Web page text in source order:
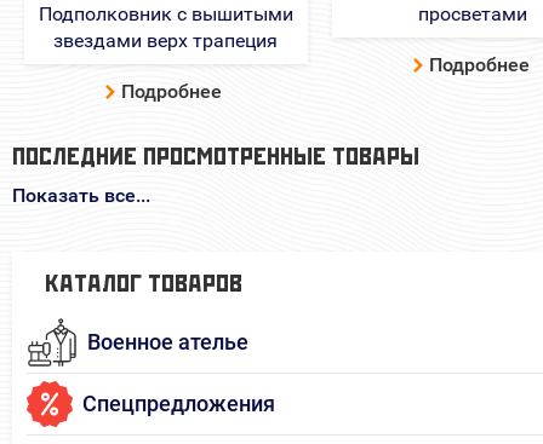
Подробнее
Подробнее
ПОСЛЕДНИЕ ПРОСМОТРЕННЫЕ ТОВАРЫ
Показать все...
КАТАЛОГ ТОВАРОВ
Военное ателье
Спецпредложения